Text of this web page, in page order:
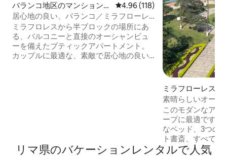
バランコ地区のマンション・
アパート
レビュー118件、5つ星中4.96つ
4.96 (118)
居心地の良い、バランコ／ミラフローレ
スの特別なアパートメント
ミラフロレスから半ブロックの場所にあ
る、バルコニーと直接のオーシャンビュ
ーを備えたブティックアパートメント。
カップルに最適な、素敵で居心地の良い
距離にあります。安全なエリアで、近く
にレストランやカフェがあります。仕事
ミラフローレスの
ン・アパート
素晴らしいオーシ
ベッドルームアパ
このモダンなアパ
ープに最適です。
なベッド、3️つの
ト書斎、すべて
ーシャンビュー
リマ県のバケーションレンタルで人気